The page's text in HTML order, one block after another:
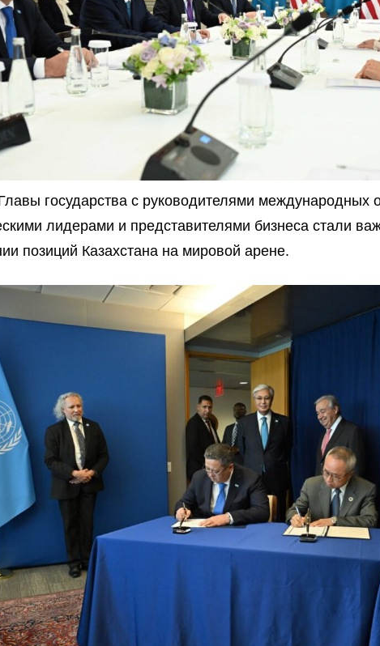
государства с руководителями международных
лидерами и представителями бизнеса стали
позиций Казахстана на мировой арене.